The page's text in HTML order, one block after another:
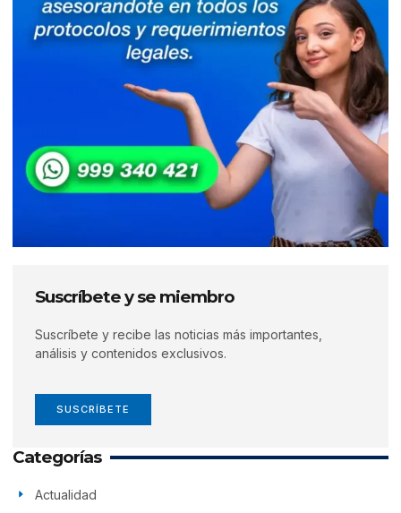
Suscríbete y se miembro
Suscríbete y recibe las noticias más importantes,
análisis y contenidos exclusivos.
SUSCRÍBETE
Categorías
Actualidad